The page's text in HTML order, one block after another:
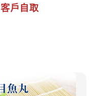
戶自取